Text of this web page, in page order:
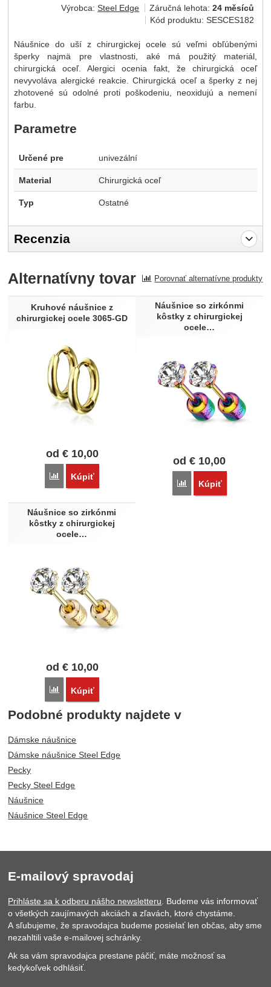
Výrobca:Steel Edge Záručná lehota:24 měsíců
Kód produktu:SESCES182
Náušnice do uší z chirurgickej ocele sú veľmi obľúbenými
šperky najmä pre vlastnosti, aké má použitý materiál,
chirurgická oceľ. Alergici ocenia fakt, že chirurgická oceľ
nevyvoláva alergické reakcie. Chirurgická oceľ a šperky z nej
zhotovené sú odolné proti poškodeniu, neoxidujú a nemení
farbu.
Parametre
Určené pre univezální
Material Chirurgická oceľ
Typ Ostatné
Recenzia
Recenzia
Nebola pridaná žiadna recenzia.
Alternatívny tovar Porovnať alternatívne produkty
Kruhové náušnice z
chirurgickej ocele 3065-GD
od €10,00
Porovnať
Kúpiť
Náušnice so zirkónmi
kôstky z chirurgickej
ocele…
od€ 10,00
Porovnať
Kúpiť
Náušnice so zirkónmi
kôstky z chirurgickej
ocele…
od €10,00
Porovnať
Kúpiť
Podobné produkty najdete v
Dámske náušnice
Dámske náušnice Steel Edge
Pecky
Pecky Steel Edge
Náušnice
Náušnice Steel Edge
E-mailový spravodaj
Prihláste sa k odberu nášho newsletteru. Budeme vás informovať
o všetkých zaujímavých akciách a zľavách, ktoré chystáme.
A sľubujeme, že spravodajca budeme posielať len občas, aby sme
nezahltili vaše e-mailovej schránky.
Ak sa vám spravodajca prestane páčiť, máte možnosť sa
kedykoľvek odhlásiť.